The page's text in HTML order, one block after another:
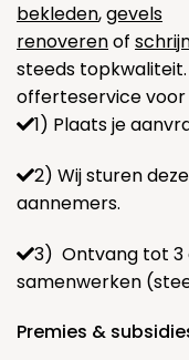
bekleden,gevels
renoverenof
steeds
offerteservice voor
1) Plaats je
2) Wij sturen
aannemers.
3) Ontvang tot 3
samenwerken
Premies &